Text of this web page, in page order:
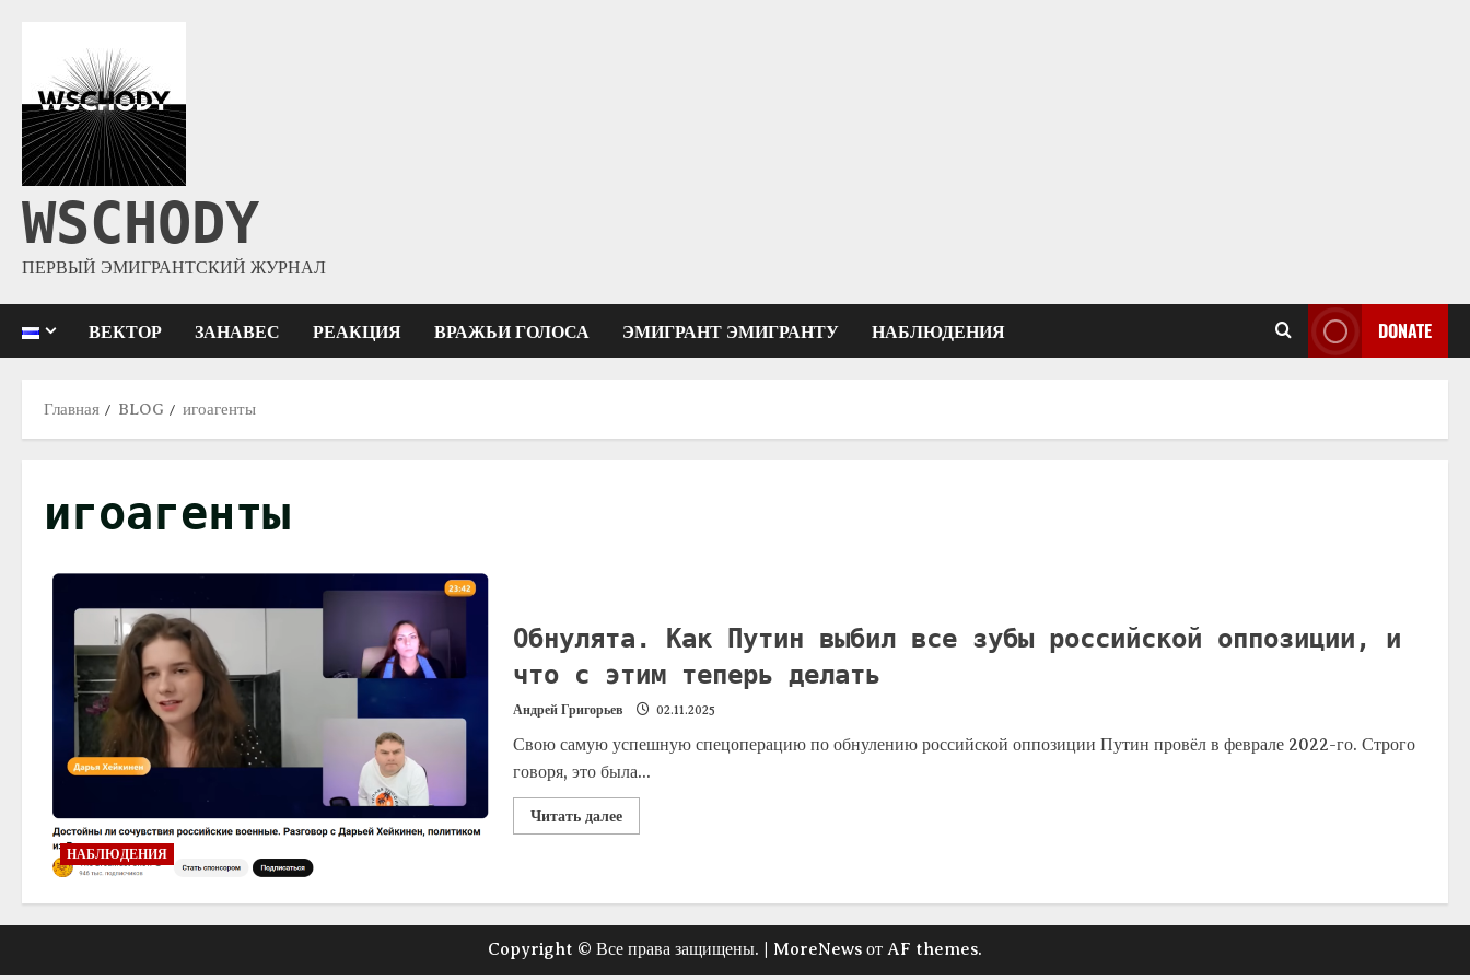
WSCHODY
ПЕРВЫЙ ЭМИГРАНТСКИЙ ЖУРНАЛ
ВЕКТОР ЗАНАВЕС РЕАКЦИЯ ВРАЖЬИ ГОЛОСА ЭМИГРАНТ ЭМИГРАНТУ НАБЛЮДЕНИЯ DONATE
Главная BLOG игоагенты
игоагенты
НАБЛЮДЕНИЯ
Обнулята. Как Путин выбил все зубы российской оппозиции, и
что с этим теперь делать
Андрей Григорьев 02.11.2025
Свою самую успешную спецоперацию по обнулению российской оппозиции Путин провёл в феврале 2022-го. Строго
говоря, это была...
Читать далее
Copyright © Все права защищены. MoreNews от AF themes.